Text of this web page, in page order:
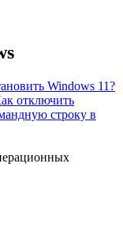
Windows 11?
отключить
строку в